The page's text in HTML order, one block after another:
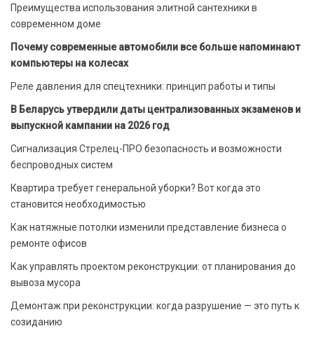
Преимущества использования элитной сантехники в
современном доме
Почему современные автомобили все больше напоминают
компьютеры на колесах
Реле давления для спецтехники: принцип работы и типы
В Беларусь утвердили даты централизованных экзаменов и
выпускной кампании на 2026 год
Сигнализация Стрелец-ПРО безопасность и возможности
беспроводных систем
Квартира требует генеральной уборки? Вот когда это
становится необходимостью
Как натяжные потолки изменили представление бизнеса о
ремонте офисов
Как управлять проектом реконструкции: от планирования до
вывоза мусора
Демонтаж при реконструкции: когда разрушение — это путь к
созиданию